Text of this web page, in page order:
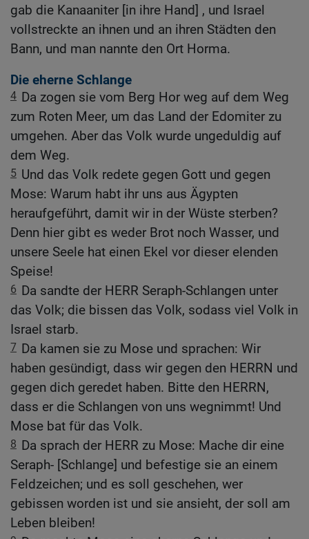
gab die Kanaaniter [in ihre Hand] , und Israel
vollstreckte an ihnen und an ihren Städten den
Bann, und man nannte den Ort Horma.
Die eherne Schlange
4 Da zogen sie vom Berg Hor weg auf dem Weg
zum Roten Meer, um das Land der Edomiter zu
umgehen. Aber das Volk wurde ungeduldig auf
dem Weg.
5 Und das Volk redete gegen Gott und gegen
Mose: Warum habt ihr uns aus Ägypten
heraufgeführt, damit wir in der Wüste sterben?
Denn hier gibt es weder Brot noch Wasser, und
unsere Seele hat einen Ekel vor dieser elenden
Speise!
6 Da sandte der HERR Seraph-Schlangen unter
das Volk; die bissen das Volk, sodass viel Volk in
Israel starb.
7 Da kamen sie zu Mose und sprachen: Wir
haben gesündigt, dass wir gegen den HERRN und
gegen dich geredet haben. Bitte den HERRN,
dass er die Schlangen von uns wegnimmt! Und
Mose bat für das Volk.
8 Da sprach der HERR zu Mose: Mache dir eine
Seraph- [Schlange] und befestige sie an einem
Feldzeichen; und es soll geschehen, wer
gebissen worden ist und sie ansieht, der soll am
Leben bleiben!